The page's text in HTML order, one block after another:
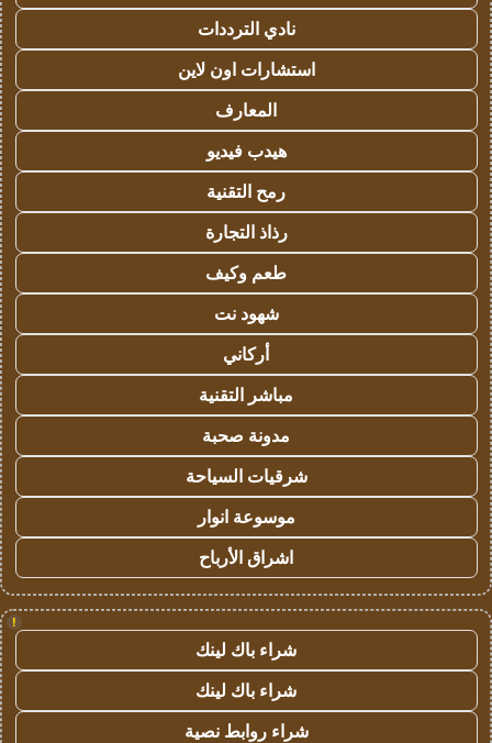
نادي الترددات
استشارات اون لاين
المعارف
هيدب فيديو
رمح التقنية
رذاذ التجارة
طعم وكيف
شهود نت
أركاني
مباشر التقنية
مدونة صحبة
شرقيات السياحة
موسوعة انوار
اشراق الأرباح
!
شراء باك لينك
شراء باك لينك
شراء روابط نصية